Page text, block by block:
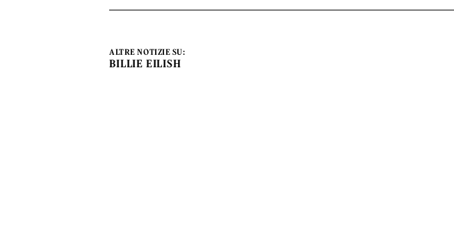
ALTRE NOTIZIE SU:
BILLIE EILISH